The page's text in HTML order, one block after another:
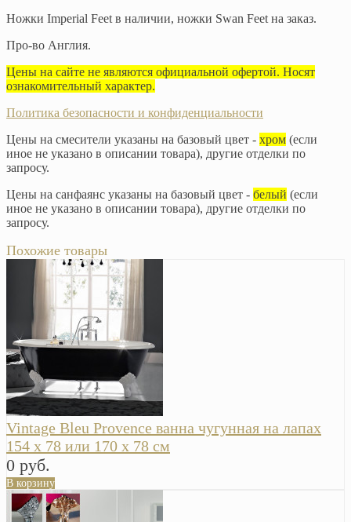
Ножки Imperial Feet в наличии, ножки Swan Feet на заказ.
Про-во Англия.
Цены на сайте не являются официальной офертой. Носят
ознакомительный характер.
Политика безопасности и конфиденциальности
Цены на смесители указаны на базовый цвет - хром (если
иное не указано в описании товара), другие отделки по
запросу.
Цены на санфаянс указаны на базовый цвет - белый (если
иное не указано в описании товара), другие отделки по
запросу.
Похожие товары
Vintage Bleu Provence ванна чугунная на лапах
154 x 78 или 170 x 78 см
0 руб.
В корзину